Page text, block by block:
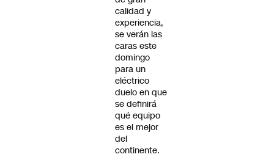
calidad y
experiencia,
se verán las
caras este
domingo
para un
eléctrico
duelo en que
se definirá
qué equipo
es el mejor
del
continente.